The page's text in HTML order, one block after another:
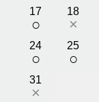
17
○
18
×
24
○
25
○
31
×